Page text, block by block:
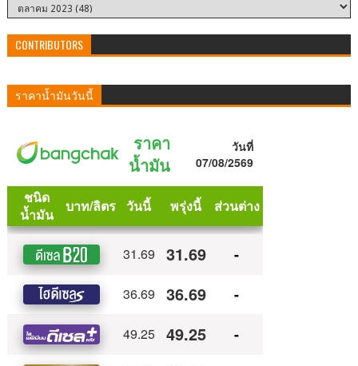
CONTRIBUTORS
ราคาน้ำมันวันนี้